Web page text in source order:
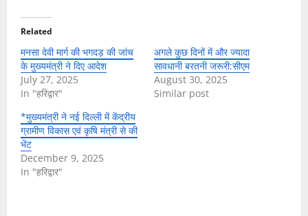
Related
मनसा देवी मार्ग की भगदड़ की जांच
के मुख्यमंत्री ने दिए आदेश
July 27, 2025
In "हरिद्वार"
अगले कुछ दिनों में और ज्यादा
सावधानी बरतनी जरूरी:सीएम
August 30, 2025
Similar post
*मुख्यमंत्री ने नई दिल्ली में केंद्रीय
ग्रामीण विकास एवं कृषि मंत्री से की
भेंट
December 9, 2025
In "हरिद्वार"